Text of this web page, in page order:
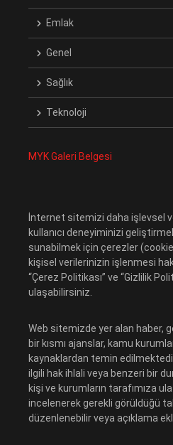
Emlak
Genel
Sağlık
Teknoloji
MYK Galeri Belgesi
İnternet sitemizi daha işlevsel
kullanıcı deneyiminizi
sunabilmek için çerezler
kişisel verilerinizin işlenmesi
“Çerez Politikası” ve “Gizlilik
ulaşabilirsiniz.
Web sitemizde yer alan haber,
bir kısmı ajanslar, kamu
kaynaklardan temin
ilgili hak ihlali veya benzeri bir
kişi ve kurumların tarafımıza
incelenerek gerekli görüldüğü
düzenlenebilir veya açıklama